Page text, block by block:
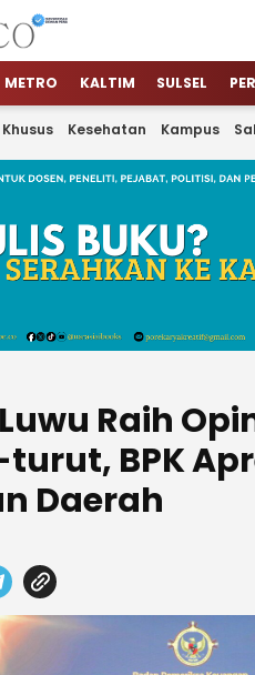
METRO KALTIM SULSEL
Kesehatan Kampus
Raih
BPK
Daerah